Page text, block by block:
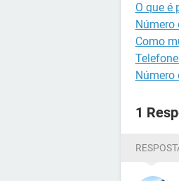
O que é
Número
Como
Número
1